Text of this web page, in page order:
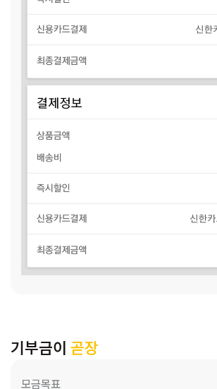
기부금이 곧장
모금목표